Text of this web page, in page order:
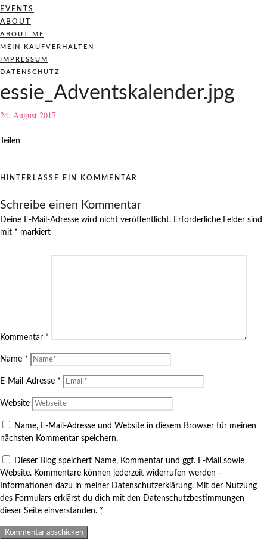
EVENTS
ABOUT
ABOUT ME
MEIN KAUFVERHALTEN
IMPRESSUM
DATENSCHUTZ
essie_Adventskalender.jpg
24. August 2017
Teilen
HINTERLASSE EIN KOMMENTAR
Schreibe einen Kommentar
Deine E-Mail-Adresse wird nicht veröffentlicht. Erforderliche Felder sind
mit * markiert
Kommentar *
Name *
E-Mail-Adresse *
Website
Name, E-Mail-Adresse und Website in diesem Browser für meinen
nächsten Kommentar speichern.
Dieser Blog speichert Name, Kommentar und ggf. E-Mail sowie
Website. Kommentare können jederzeit widerrufen werden –
Informationen dazu in meiner Datenschutzerklärung. Mit der Nutzung
des Formulars erklärst du dich mit den Datenschutzbestimmungen
dieser Seite einverstanden. *